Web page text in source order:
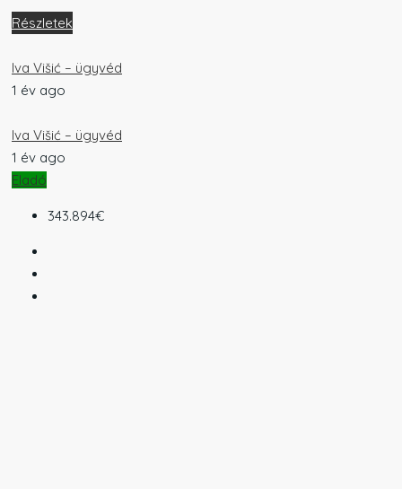
Részletek
Iva Višić – ügyvéd
1 év ago
Iva Višić – ügyvéd
1 év ago
Eladó
343.894€